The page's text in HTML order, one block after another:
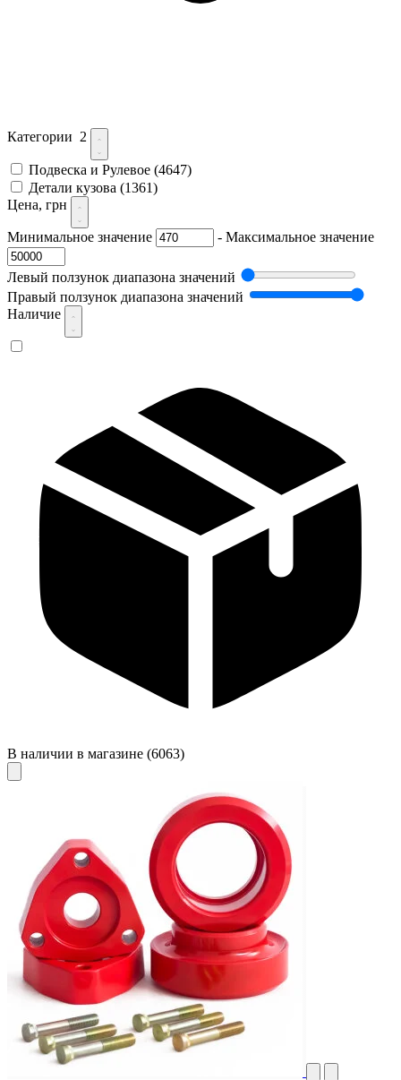
Категории 2
Подвеска и Рулевое (4647)
Детали кузова (1361)
Цена, грн
Минимальное значение - Максимальное значение
Левый ползунок диапазона значений
Правый ползунок диапазона значений
Наличие
В наличии в магазине (6063)